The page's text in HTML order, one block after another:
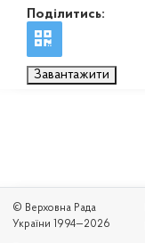
Поділитись:
Завантажити
© Верховна Рада
України 1994—2026